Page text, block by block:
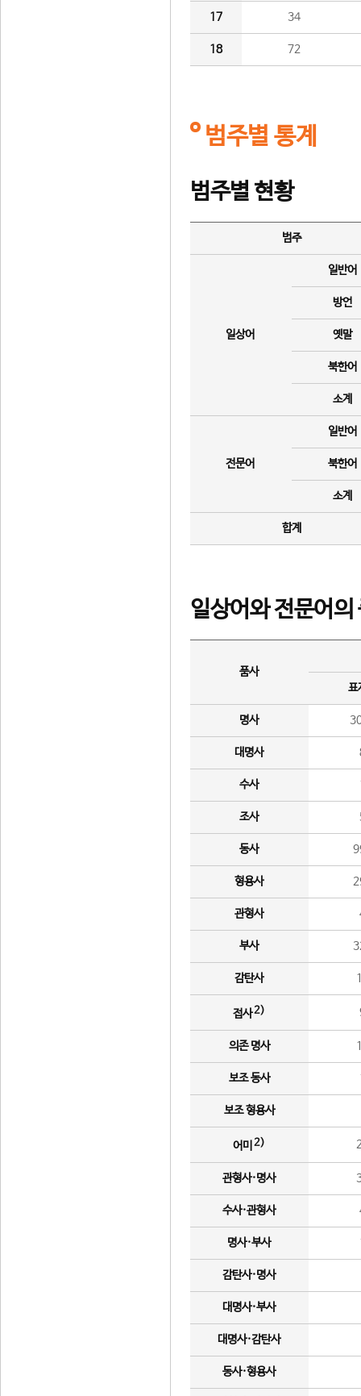
17 34
18 72
범주별 통계
범주별 현황
범주
일상어
일반어
방언
옛말
북한어
소계
전문어
일반어
북한어
소계
합계
일상어와 전문어의
품사
표
명사
대명사
수사
조사
동사
형용사
관형사
부사
감탄사
접사2)
의존 명사
보조 동사
보조 형용사
어미 2)
관형사·명사
수사·관형사
명사·부사
감탄사·명사
대명사·부사
대명사·감탄사
동사·형용사